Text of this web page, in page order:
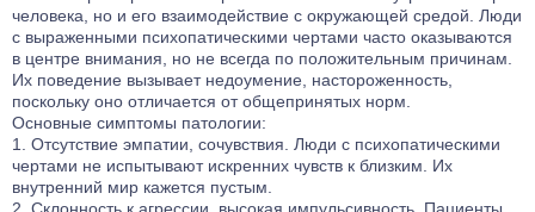
лечение, психотерапевтические сессии и программы
реабилитации, что позволяет стабилизировать состояние
пациентов и улучшить качество их жизни.
человека, но и его взаимодействие с окружающей средой. Люди
с выраженными психопатическими чертами часто оказываются
в центре внимания, но не всегда по положительным причинам.
Их поведение вызывает недоумение, настороженность,
поскольку оно отличается от общепринятых норм.
Основные симптомы патологии:
Отсутствие эмпатии, сочувствия. Люди с психопатическими
чертами не испытывают искренних чувств к близким. Их
внутренний мир кажется пустым.